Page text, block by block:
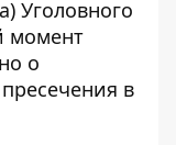
Уголовного
момент
о
в